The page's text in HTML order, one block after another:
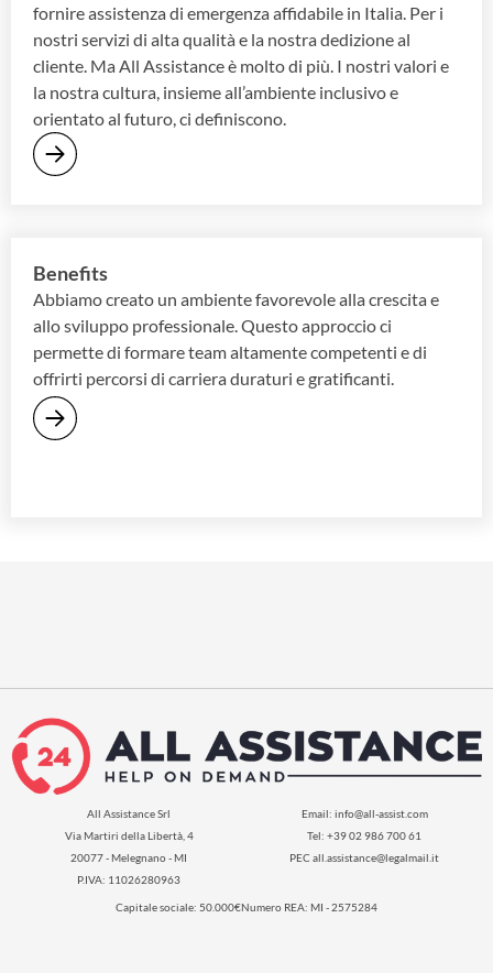
fornire assistenza di emergenza affidabile in Italia. Per i
nostri servizi di alta qualità e la nostra dedizione al
cliente. Ma All Assistance è molto di più. I nostri valori e
la nostra cultura, insieme all’ambiente inclusivo e
orientato al futuro, ci definiscono.
Benefits
Abbiamo creato un ambiente favorevole alla crescita e
allo sviluppo professionale. Questo approccio ci
permette di formare team altamente competenti e di
offrirti percorsi di carriera duraturi e gratificanti.
All Assistance Srl
Via Martiri della Libertà, 4
20077 - Melegnano - MI
P.IVA: 11026280963
Email: info@all-assist.com
Tel: +39 02 986 700 61
PEC all.assistance@legalmail.it
Capitale sociale: 50.000€Numero REA: MI - 2575284